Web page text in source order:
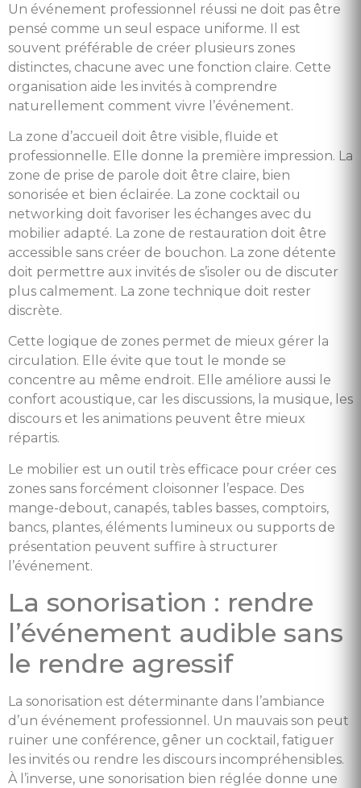
Un événement professionnel réussi ne doit pas être
pensé comme un seul espace uniforme. Il est
souvent préférable de créer plusieurs zones
distinctes, chacune avec une fonction claire. Cette
organisation aide les invités à comprendre
naturellement comment vivre l’événement.
La zone d’accueil doit être visible, fluide et
professionnelle. Elle donne la première impression. La
zone de prise de parole doit être claire, bien
sonorisée et bien éclairée. La zone cocktail ou
networking doit favoriser les échanges avec du
mobilier adapté. La zone de restauration doit être
accessible sans créer de bouchon. La zone détente
doit permettre aux invités de s’isoler ou de discuter
plus calmement. La zone technique doit rester
discrète.
Cette logique de zones permet de mieux gérer la
circulation. Elle évite que tout le monde se
concentre au même endroit. Elle améliore aussi le
confort acoustique, car les discussions, la musique, les
discours et les animations peuvent être mieux
répartis.
Le mobilier est un outil très efficace pour créer ces
zones sans forcément cloisonner l’espace. Des
mange-debout, canapés, tables basses, comptoirs,
bancs, plantes, éléments lumineux ou supports de
présentation peuvent suffire à structurer
l’événement.
La sonorisation : rendre
l’événement audible sans
le rendre agressif
La sonorisation est déterminante dans l’ambiance
d’un événement professionnel. Un mauvais son peut
ruiner une conférence, gêner un cocktail, fatiguer
les invités ou rendre les discours incompréhensibles.
À l’inverse, une sonorisation bien réglée donne une